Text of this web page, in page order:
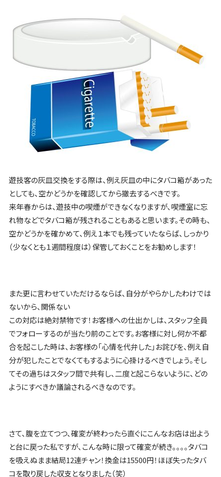
遊技客の灰皿交換をする際は、例え灰皿の中にタバコ箱があった
としても、空かどうかを確認してから撤去するべきです。
来年春からは、遊技中の喫煙ができなくなりますが、喫煙室に忘
れ物などでタバコ箱が残されることもあると思います。その時も、
空かどうかを確かめて、例え１本でも残っていたならば、しっかり
（少なくとも１週間程度は）保管しておくことをお勧めします！
また更に言わせていただけるならば、自分がやらかしたわけでは
ないから、関係ない
この対応は絶対禁物です！お客様への仕出かしは、スタッフ全員
でフォローするのが当たり前のことです。お客様に対し何か不都
合を起こした時は、お客様の「心情を代弁した」お詫びを、例え自
分が犯したことでなくてもするように心掛けるべきでしょう。そし
てその過ちはスタッフ間で共有し、二度と起こらないように、どの
ようにすべきか議論されるべきなのです。
さて、腹を立てつつ、確変が終わったら直ぐにこんなお店は出よう
と台に戻った私ですが、こんな時に限って確変が続き。。。。タバコ
を吸えぬまま結局12連チャン！換金は15500円！ほぼ失ったタバ
コを取り戻した収支となりました（笑）